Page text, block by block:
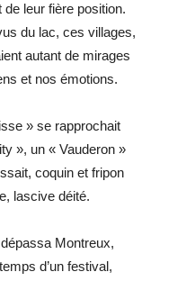
leur fière position.
du lac, ces villages,
autant de mirages
et nos émotions.
» se rapprochait
», un « Vauderon »
coquin et fripon
lascive déité.
Montreux,
d’un festival,